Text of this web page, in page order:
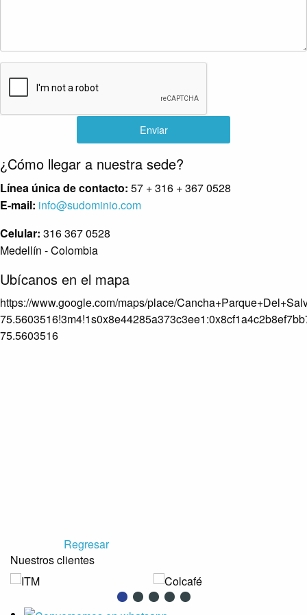
Enviar
¿Cómo llegar a nuestra sede?
Línea única de contacto: 57 + 316 + 367 0528
E-mail: info@sudominio.com
Celular: 316 367 0528
Medellín - Colombia
Ubícanos en el mapa
https://www.google.com/maps/place/
75.5603516
Regresar
Nuestros clientes